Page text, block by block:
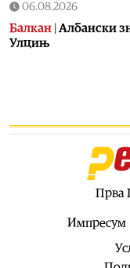
06.08.2026
Балкан Албански
Улцињ
06.08.2026
Демографската
Први
со невроинвазивна
Прва
Импресум